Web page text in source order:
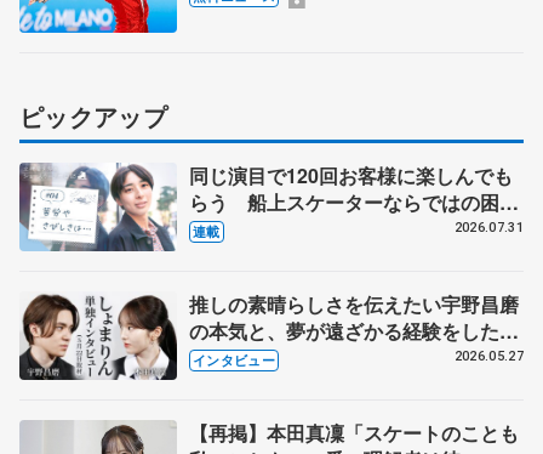
ピックアップ
同じ演目で120回お客様に楽しんでも
らう 船上スケーターならではの困難
とは 影響あったPIW前キャプテン松
連載 2026.07.31
推しの素晴らしさを伝えたい宇野昌磨
の本気と、夢が遠ざかる経験をした本
田真凜の覚悟
インタビュー 2026.05.27
【再掲】本田真凜「スケートのことも